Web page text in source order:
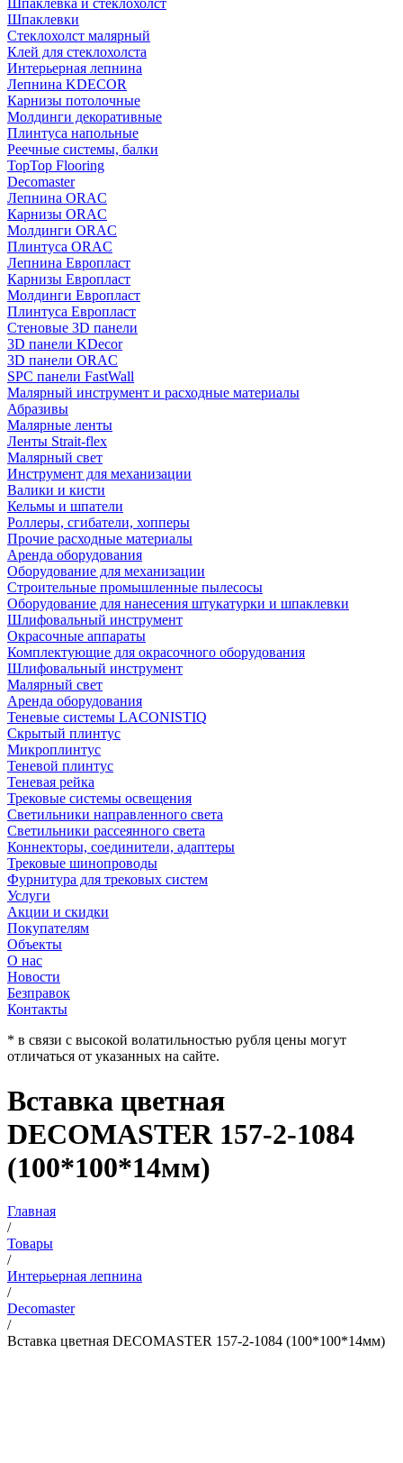
Шпаклевка и стеклохолст
Шпаклевки
Стеклохолст малярный
Клей для стеклохолста
Интерьерная лепнина
Лепнина KDECOR
Карнизы потолочные
Молдинги декоративные
Плинтуса напольные
Реечные системы, балки
TopTop Flooring
Decomaster
Лепнина ORAC
Карнизы ORAC
Молдинги ORAC
Плинтуса ORAC
Лепнина Европласт
Карнизы Европласт
Молдинги Европласт
Плинтуса Европласт
Стеновые 3D панели
3D панели KDecor
3D панели ORAC
SPC панели FastWall
Малярный инструмент и расходные материалы
Абразивы
Малярные ленты
Ленты Strait-flex
Малярный свет
Инструмент для механизации
Валики и кисти
Кельмы и шпатели
Роллеры, сгибатели, хопперы
Прочие расходные материалы
Аренда оборудования
Оборудование для механизации
Строительные промышленные пылесосы
Оборудование для нанесения штукатурки и шпаклевки
Шлифовальный инструмент
Окрасочные аппараты
Комплектующие для окрасочного оборудования
Шлифовальный инструмент
Малярный свет
Аренда оборудования
Теневые системы LACONISTIQ
Скрытый плинтус
Микроплинтус
Теневой плинтус
Теневая рейка
Трековые системы освещения
Светильники направленного света
Светильники рассеянного света
Коннекторы, соединители, адаптеры
Трековые шинопроводы
Фурнитура для трековых систем
Услуги
Акции и скидки
Покупателям
Объекты
О нас
Новости
Безправок
Контакты
* в связи с высокой волатильностью рубля цены могут
отличаться от указанных на сайте.
Вставка цветная
DECOMASTER 157-2-1084
(100*100*14мм)
Главная
/
Товары
/
Интерьерная лепнина
/
Decomaster
/
Вставка цветная DECOMASTER 157-2-1084 (100*100*14мм)